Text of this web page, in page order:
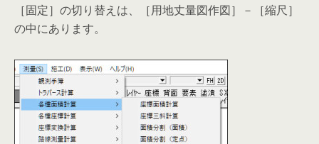
［固定］の切り替えは、［用地丈量図作図］－［縮尺］
の中にあります。